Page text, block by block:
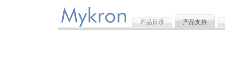
产品目录 产品支持